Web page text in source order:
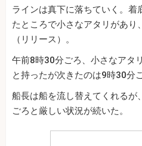
ラインは真下に落ちていく。着
たところで小さなアタリがあり
（リリース）。
午前8時30分ごろ、小さなアタ
と持ったが次きたのは9時30分ご
船長は船を流し替えてくれる
ごろと厳しい状況が続いた。